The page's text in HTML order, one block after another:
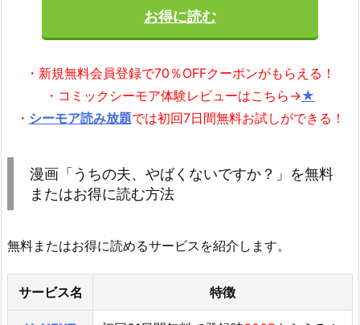
お得に読む
・新規無料会員登録で70％OFFクーポンがもらえる！
・コミックシーモア体験レビューはこちら→★
・ シーモア読み放題では初回7日間無料お試しができる！
漫画「うちの夫、やばくないですか？」を無料
またはお得に読む方法
無料またはお得に読めるサービスを紹介します。
サービス名 特徴